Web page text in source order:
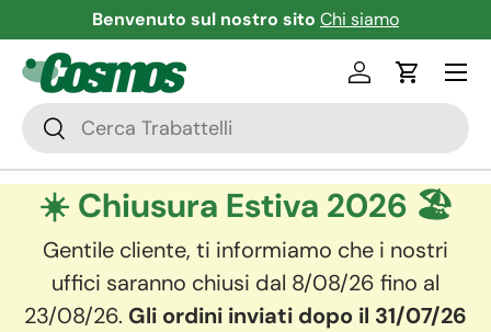
Skip to content
Benvenuto sul nostro sito Chi siamo
Search
Search
Log inCart
Menu
☀️ Chiusura Estiva 2026 🏖️
Gentile cliente, ti informiamo che i nostri
uffici saranno chiusi dal 8/08/26 fino al
23/08/26. Gli ordini inviati dopo il 31/07/26